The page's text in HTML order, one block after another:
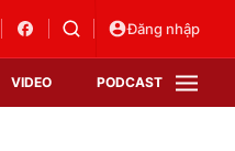
Đăng nhập
VIDEO PODCAST